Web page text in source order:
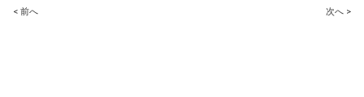
Post
< 前へ 次へ >